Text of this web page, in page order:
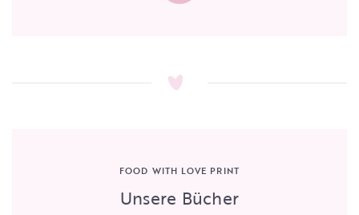
FOOD WITH LOVE PRINT
Unsere Bücher